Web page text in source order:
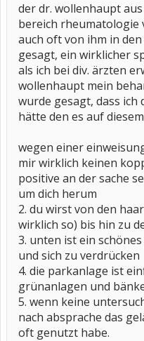
der dr. wollenhaupt
bereich rheumatologie
auch oft von ihm in
gesagt, ein wirklicher
als ich bei div. ärzten
wollenhaupt mein
wurde gesagt, dass
hätte den es auf
wegen einer
mir wirklich keinen
positive an der sache
um dich herum
2. du wirst von den
wirklich so) bis hin zu
3. unten ist ein
und sich zu verdrücken
4. die parkanlage ist
grünanlagen und
5. wenn keine
nach absprache das
oft genutzt habe.